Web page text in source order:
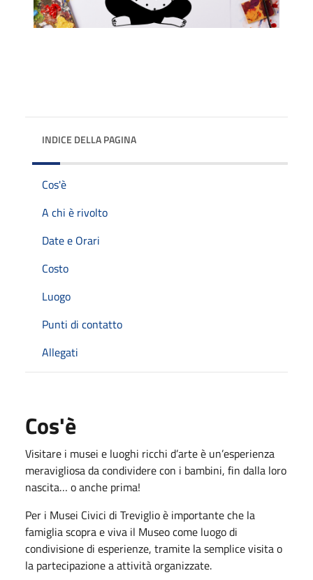
INDICE DELLA PAGINA
Cos'è
A chi è rivolto
Date e Orari
Costo
Luogo
Punti di contatto
Allegati
Cos'è
Visitare i musei e luoghi ricchi d’arte è un’esperienza
meravigliosa da condividere con i bambini, fin dalla loro
nascita… o anche prima!
Per i Musei Civici di Treviglio è importante che la
famiglia scopra e viva il Museo come luogo di
condivisione di esperienze, tramite la semplice visita o
la partecipazione a attività organizzate.